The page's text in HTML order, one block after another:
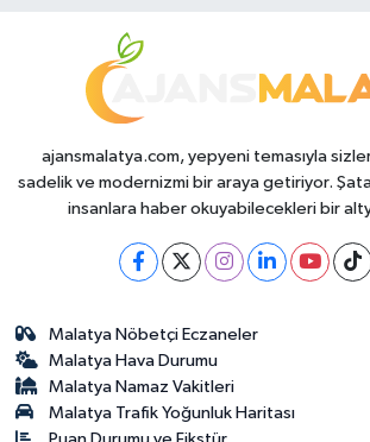
ajansmalatya.com, yepyeni temasıyla
sadelik ve modernizmi bir araya getiriyor.
insanlara haber okuyabilecekleri bir
Malatya Nöbetçi Eczaneler
Malatya Hava Durumu
Malatya Namaz Vakitleri
Malatya Trafik Yoğunluk Haritası